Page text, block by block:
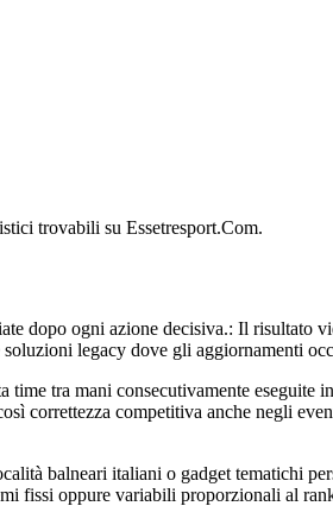
trovabili su Essetresport.Com.
dopo ogni azione decisiva.: Il risultato
legacy dove gli aggiornamenti
tra mani consecutivamente eseguite
correttezza competitiva anche negli
balneari italiani o gadget tematichi
fissi oppure variabili proporzionali al